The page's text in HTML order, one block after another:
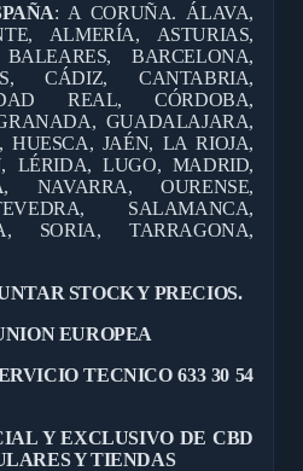
: A CORUÑA. ÁLAVA,
ALMERÍA, ASTURIAS,
BARCELONA,
CÁDIZ, CANTABRIA,
REAL, CÓRDOBA,
GUADALAJARA,
HUESCA, JAÉN, LA RIOJA,
LÉRIDA, LUGO, MADRID,
NAVARRA, OURENSE,
SALAMANCA,
SORIA, TARRAGONA,
STOCK Y PRECIOS.
EUROPEA
TECNICO 633 30 54
Y EXCLUSIVO DE CBD
Y TIENDAS